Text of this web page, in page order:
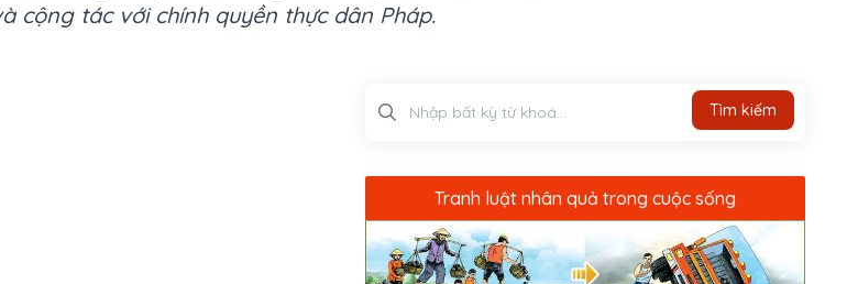
cộng tác với chính quyền thực dân Pháp.
Tìm kiếm
Tranh luật nhân quả trong cuộc sống